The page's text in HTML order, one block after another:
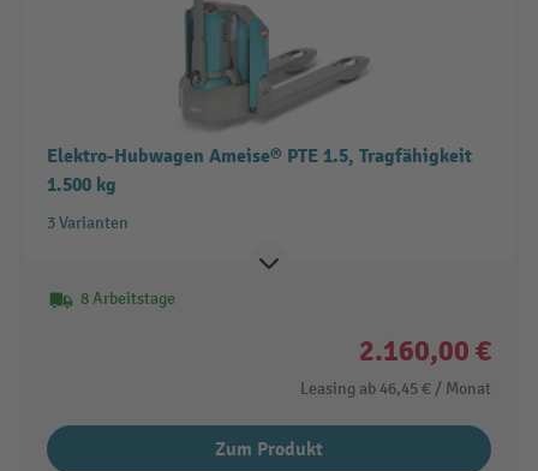
Elektro-Hubwagen Ameise® PTE 1.5, Tragfähigkeit
1.500 kg
3 Varianten
8 Arbeitstage
2.160,00 €
Leasing ab 46,45 € / Monat
Zum Produkt